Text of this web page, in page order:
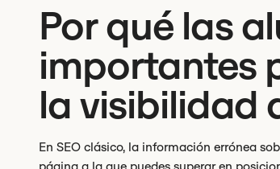
Por qué las
importantes
la visibilidad
En SEO clásico, la información errónea